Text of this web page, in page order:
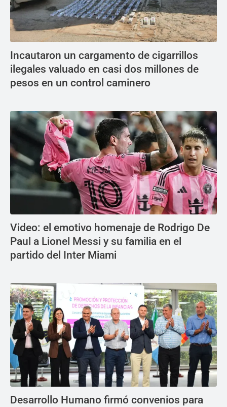
Incautaron un cargamento de cigarrillos
ilegales valuado en casi dos millones de
pesos en un control caminero
Video: el emotivo homenaje de Rodrigo De
Paul a Lionel Messi y su familia en el
partido del Inter Miami
Desarrollo Humano firmó convenios para